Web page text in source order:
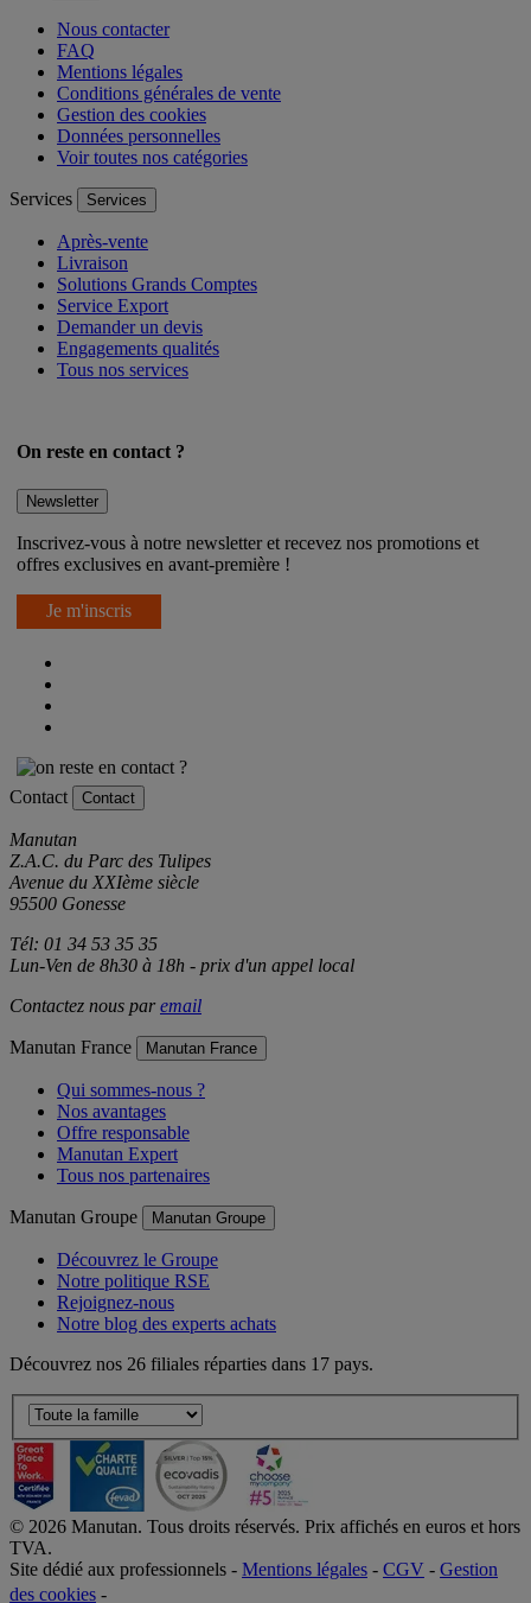
Nous contacter
FAQ
Mentions légales
Conditions générales de vente
Gestion des cookies
Données personnelles
Voir toutes nos catégories
Services Services
Après-vente
Livraison
Solutions Grands Comptes
Service Export
Demander un devis
Engagements qualités
Tous nos services
On reste en contact ?
Newsletter
Inscrivez-vous à notre newsletter et recevez nos promotions et
offres exclusives en avant-première !
Je m'inscris
Contact Contact
Manutan
Z.A.C. du Parc des Tulipes
Avenue du XXIème siècle
95500 Gonesse
Tél: 01 34 53 35 35
Lun-Ven de 8h30 à 18h - prix d'un appel local
Contactez nous paremail
Manutan France Manutan France
Qui sommes-nous ?
Nos avantages
Offre responsable
Manutan Expert
Tous nos partenaires
Manutan Groupe Manutan Groupe
Découvrez le Groupe
Notre politique RSE
Rejoignez-nous
Notre blog des experts achats
Découvrez nos 26 filiales réparties dans 17 pays.
© 2026 Manutan. Tous droits réservés. Prix affichés en euros et hors
TVA.
Site dédié aux professionnels - Mentions légales - CGV - Gestion
des cookies -